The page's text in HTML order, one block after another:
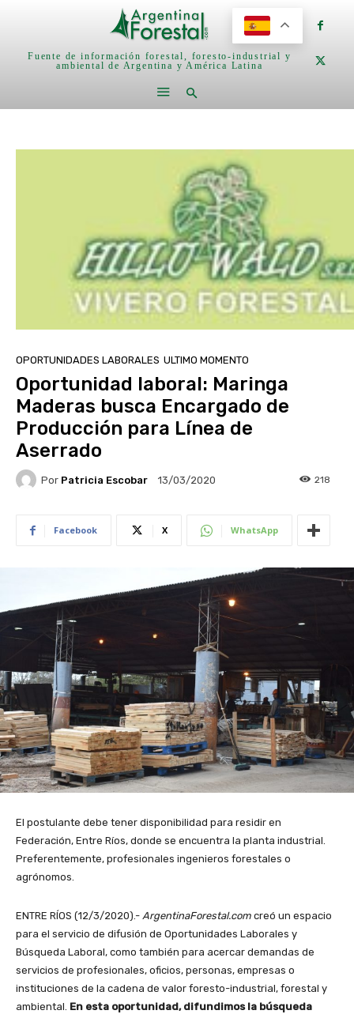
Fuente de información forestal, foresto-industrial y
ambiental de Argentina y América Latina
OPORTUNIDADES LABORALES ULTIMO MOMENTO
Oportunidad laboral: Maringa
Maderas busca Encargado de
Producción para Línea de
Aserrado
Por Patricia Escobar 13/03/2020 218
Facebook X WhatsApp
El postulante debe tener disponibilidad para residir en
Federación, Entre Ríos, donde se encuentra la planta industrial.
Preferentemente, profesionales ingenieros forestales o
agrónomos.
ENTRE RÍOS (12/3/2020).- ArgentinaForestal.com creó un espacio
para el servicio de difusión de Oportunidades Laborales y
Búsqueda Laboral, como también para acercar demandas de
servicios de profesionales, oficios, personas, empresas o
instituciones de la cadena de valor foresto-industrial, forestal y
ambiental. En esta oportunidad, difundimos la búsqueda